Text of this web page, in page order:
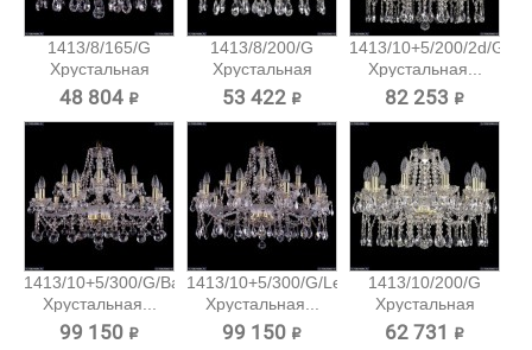
1413/8/165/G
Хрустальная
подвесная...
48 804 ₽
1413/8/200/G
Хрустальная
подвесная...
53 422 ₽
1413/10+5/200/2d/G
Хрустальная...
82 253 ₽
1413/10+5/300/G/Balls
Хрустальная...
99 150 ₽
1413/10+5/300/G/Leafs
Хрустальная...
99 150 ₽
1413/10/200/G
Хрустальная
подвесная...
62 731 ₽